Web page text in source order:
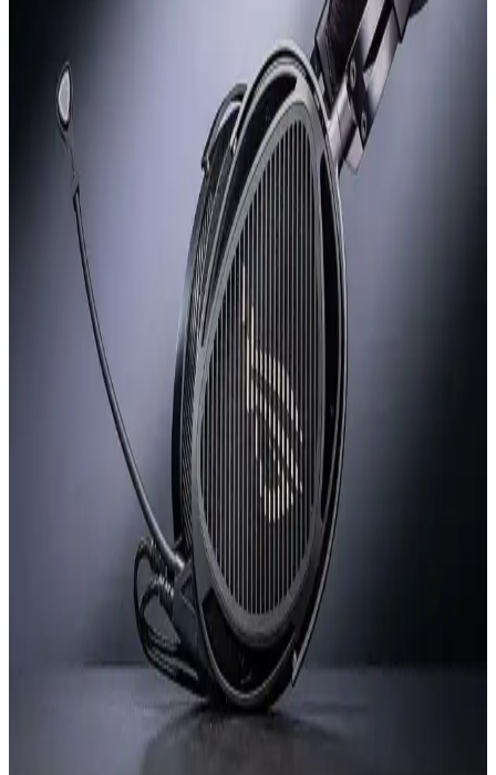
Power Dong, USB-C üzerinden 6W tepe ve 3W sürekli güç
sağlayan, Apple dongle'larından 200 kat daha güçlü bir kulaklık
adaptörüdür. Yüksek empedanslı kulaklıklar ve küçük hoparlörler
için tasarlanmıştır.
Reddit Kullanıcılarının En Çok Önerdiği Kulaklık
Modelleri ve Kullanım Alanları
Reddit'teki 1.7 binden fazla başlıkta paylaşılan kulaklık önerileri,
farklı kullanım amaçlarına göre tercih edilen modelleri ve kullanıcı
deneyimlerini ortaya koyuyor.
Kulaklık Tasarımında Saç Çekilmesi ve Kellik
Sorunlarının İncelenmesi
Kulak üstü kulaklıkların saç çekmesi ve kellelik, kullanıcı konforunu
etkileyen önemli tasarım sorunlarıdır. Farklı modellerde değişen bu
problemler, saç yapısı ve kafa şekline göre farklılık gösterir.
Apple AirPods Max 2: H2 Çip, USB-C Desteği ve
Gürültü Engellemede İyileştirmeler
Apple AirPods Max 2, H2 çip ve USB-C desteği gibi teknik
yeniliklerle geliyor. Tasarımda büyük değişiklik yok, suya
dayanıklılık eksikliği ve ağırlık eleştiriliyor. Kullanıcı beklentileri
Radar Kulaklık: 4 Yıllık Gelişimle Yenilikçi Tasarım
ve Doğal Ses Deneyimi
Radar kulaklık, 4 yıl süren modifikasyonla ortaya çıkan özgün bir
tasarım. Paslanmaz çelik başlık, PA12 naylon kulak kupaları ve 40
mm titanyum sürücüsüyle pürüzsüz, doğal ses deneyimi sağlar.
ROG Kithara x Hifiman Kulaklık İncelemesi:
Planar Manyetik Performans ve Yapı Kalitesi